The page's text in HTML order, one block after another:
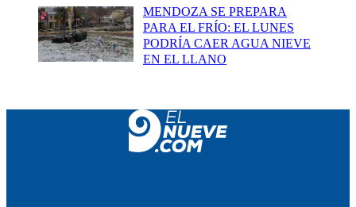
MENDOZA SE PREPARA
PARA EL FRÍO: EL LUNES
PODRÍA CAER AGUA NIEVE
EN EL LLANO